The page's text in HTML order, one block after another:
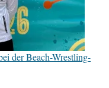
der Beach-Wrestling-